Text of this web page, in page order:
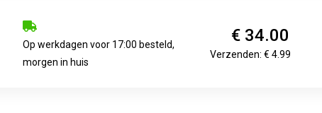
Op werkdagen voor 17:00 besteld,
morgen in huis
€ 34.00
Verzenden: € 4.99